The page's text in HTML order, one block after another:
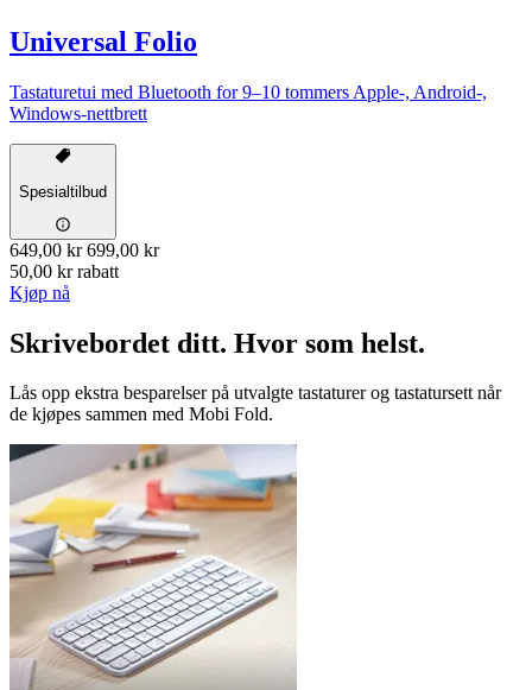
Universal Folio
Tastaturetui med Bluetooth for 9–10 tommers Apple-, Android-,
Windows-nettbrett
Spesialtilbud
649,00 kr 699,00 kr
50,00 kr rabatt
Kjøp nå
Skrivebordet ditt. Hvor som helst.
Lås opp ekstra besparelser på utvalgte tastaturer og tastatursett når
de kjøpes sammen med Mobi Fold.